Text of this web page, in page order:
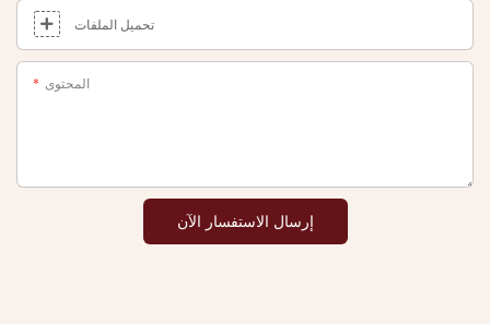
تحميل الملفات
المحتوى
إرسال الاستفسار الآن